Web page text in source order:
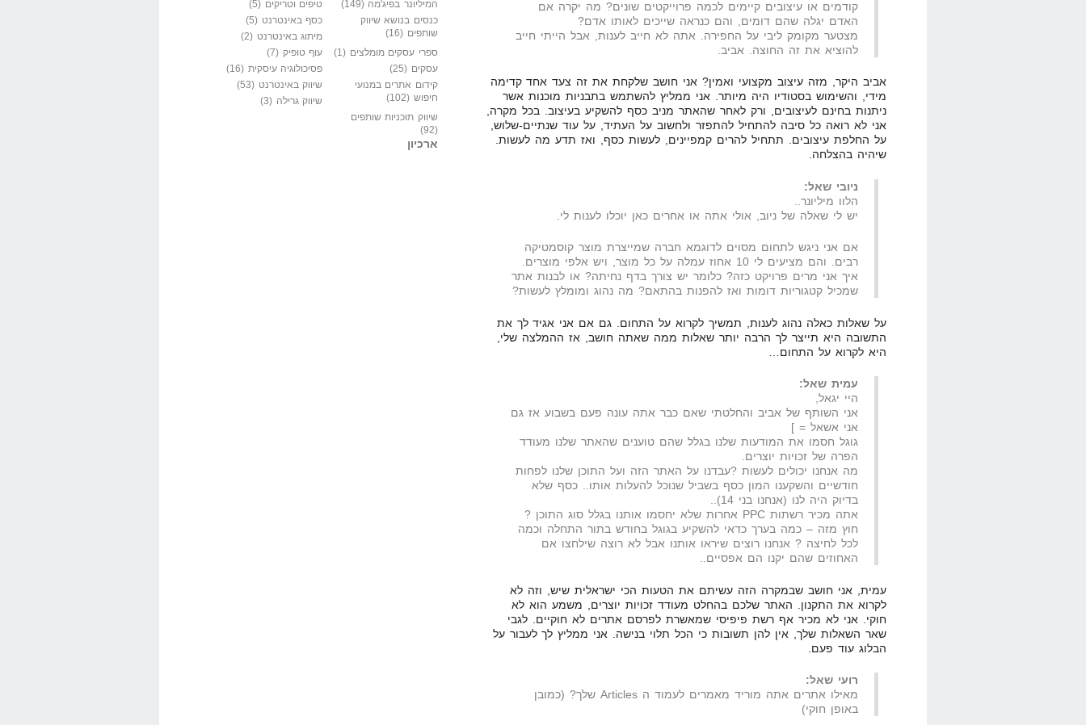
קודמים או עיצובים קיימים לכמה פרוייקטים שונים? מה יקרה אם
האדם יגלה שהם דומים, והם כנראה שייכים לאותו אדם?
מצטער מקומק ליבי על החפירה. אתה לא חייב לענות, אבל הייתי חייב
להוציא את זה החוצה. אביב.
אביב היקר, מזה עיצוב מקצועי ואמין? אני חושב שלקחת את זה צעד אחד קדימה
מידי, והשימוש בסטודיו היה מיותר. אני ממליץ להשתמש בתבניות מוכנות אשר
ניתנות בחינם לעיצובים, ורק לאחר שהאתר מניב כסף להשקיע בעיצוב. בכל מקרה,
אני לא רואה כל סיבה להתחיל להתפזר ולחשוב על העתיד, על עוד שנתיים-שלוש,
על החלפת עיצובים. תתחיל להרים קמפיינים, לעשות כסף, ואז תדע מה לעשות.
שיהיה בהצלחה.
ניובי שאל:
הלוו מיליונר..
יש לי שאלה של ניוב, אולי אתה או אחרים כאן יוכלו לענות לי.
אם אני ניגש לתחום מסוים לדוגמא חברה שמייצרת מוצר קוסמטיקה
רבים. והם מציעים לי 10 אחוז עמלה על כל מוצר, ויש אלפי מוצרים.
איך אני מרים פרויקט כזה? כלומר יש צורך בדף נחיתה? או לבנות אתר
שמכיל קטגוריות דומות ואז להפנות בהתאם? מה נהוג ומומלץ לעשות?
על שאלות כאלה נהוג לענות, תמשיך לקרוא על התחום. גם אם אני אגיד לך את
התשובה היא תייצר לך הרבה יותר שאלות ממה שאתה חושב, אז ההמלצה שלי,
היא לקרוא על התחום…
עמית שאל:
היי יגאל,
אני השותף של אביב והחלטתי שאם כבר אתה עונה פעם בשבוע אז גם
אני אשאל = ]
גוגל חסמו את המודעות שלנו בגלל שהם טוענים שהאתר שלנו מעודד
הפרה של זכויות יוצרים.
מה אנחנו יכולים לעשות ?עבדנו על האתר הזה ועל התוכן שלנו לפחות
חודשיים והשקענו המון כסף בשביל שנוכל להעלות אותו.. כסף שלא
בדיוק היה לנו (אנחנו בני 14)..
אתה מכיר רשתות PPC אחרות שלא יחסמו אותנו בגלל סוג התוכן ?
חוץ מזה – כמה בערך כדאי להשקיע בגוגל בחודש בתור התחלה וכמה
לכל לחיצה ? אנחנו רוצים שיראו אותנו אבל לא רוצה שילחצו אם
האחוזים שהם יקנו הם אפסיים..
עמית, אני חושב שבמקרה הזה עשיתם את הטעות הכי ישראלית שיש, וזה לא
לקרוא את התקנון. האתר שלכם בהחלט מעודד זכויות יוצרים, משמע הוא לא
חוקי. אני לא מכיר אף רשת פיפיסי שמאשרת לפרסם אתרים לא חוקיים. לגבי
שאר השאלות שלך, אין להן תשובות כי הכל תלוי בנישה. אני ממליץ לך לעבור על
הבלוג עוד פעם.
רועי שאל:
מאילו אתרים אתה מוריד מאמרים לעמוד ה Articles שלך? (כמובן
באופן חוקי)
המיליונר בפיג'מה (149) טיפים וטריקים (5)
כנסים בנושא שיווק
שותפים (16)
כסף באינטרנט (5)
מיתוג באינטרנט (2)
ספרי עסקים מומלצים (1) עוף טופיק (7)
עסקים (25) פסיכולוגיה עיסקית (16)
קידום אתרים במנועי
חיפוש (102)
שיווק באינטרנט (53)
שיווק גרילה (3)
שיווק תוכניות שותפים
(92)
ארכיון